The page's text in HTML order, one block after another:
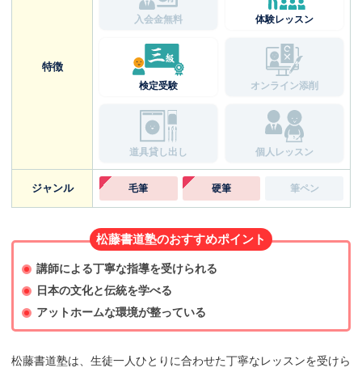
特徴
入会金無料 体験レッスン
検定受験 オンライン添削
道具貸し出し 個人レッスン
ジャンル 毛筆 硬筆 筆ペン
松藤書道塾のおすすめポイント
講師による丁寧な指導を受けられる
日本の文化と伝統を学べる
アットホームな環境が整っている
松藤書道塾は、生徒一人ひとりに合わせた丁寧なレッスンを受けら